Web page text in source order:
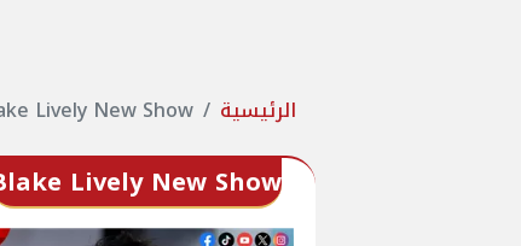
الرئيسية Lively New Show
Lively New Show